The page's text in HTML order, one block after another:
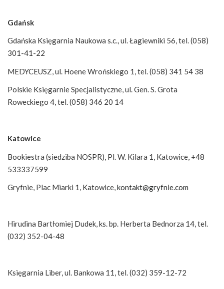
Gdańsk
Gdańska Księgarnia Naukowa s.c., ul. Łagiewniki 56, tel. (058)
301-41-22
MEDYCEUSZ, ul. Hoene Wrońskiego 1, tel. (058) 341 54 38
Polskie Księgarnie Specjalistyczne, ul. Gen. S. Grota
Roweckiego 4, tel. (058) 346 20 14
Katowice
Bookiestra (siedziba NOSPR), Pl. W. Kilara 1, Katowice, +48
533337599
Gryfnie, Plac Miarki 1, Katowice,kontakt@gryfnie.com
Hirudina Bartłomiej Dudek, ks. bp. Herberta Bednorza 14, tel.
(032) 352-04-48
Księgarnia Liber, ul. Bankowa 11, tel. (032) 359-12-72